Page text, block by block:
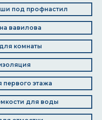
под профнастил
вавилова
комнаты
этажа
для воды